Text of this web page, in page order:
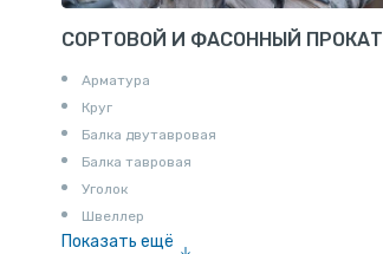
СОРТОВОЙ И ФАСОННЫЙ ПРОКАТ
Арматура
Круг
Балка двутавровая
Балка тавровая
Уголок
Швеллер
Показать ещё